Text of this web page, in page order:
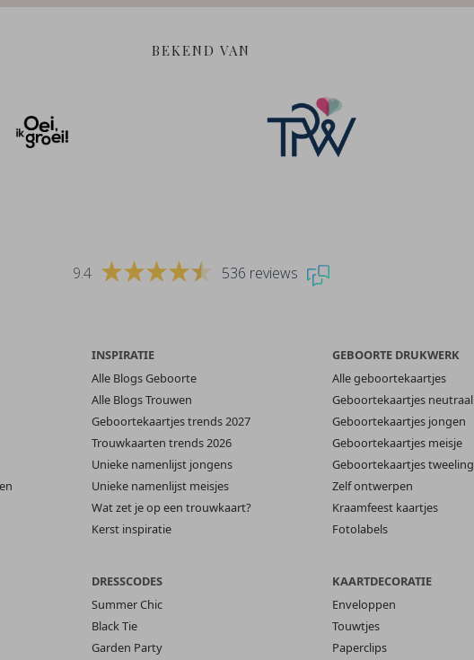
BEKEND VAN
9.4 536 reviews
INSPIRATIE
Alle Blogs Geboorte
Alle Blogs Trouwen
Geboortekaartjes trends 2027
Trouwkaarten trends 2026
Unieke namenlijst jongens
Unieke namenlijst meisjes
Wat zet je op een trouwkaart?
Kerst inspiratie
GEBOORTE DRUKWERK
Alle geboortekaartjes
Geboortekaartjes neutraal
Geboortekaartjes jongen
Geboortekaartjes meisje
Geboortekaartjes tweeling
Zelf ontwerpen
Kraamfeest kaartjes
Fotolabels
DRESSCODES
Summer Chic
Black Tie
Garden Party
KAARTDECORATIE
Enveloppen
Touwtjes
Paperclips